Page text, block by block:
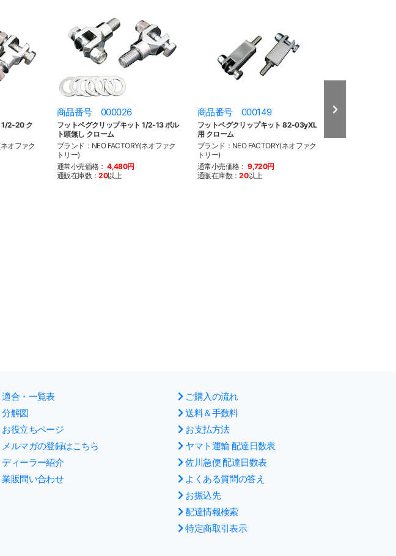
1/2-20 ク
オファク
商品番号 000026
フットペグクリップキット 1/2-13 ボル
ト頭無し クローム
ブランド：NEO FACTORY(ネオファク
トリー)
通常小売価格： 4,480円
通販在庫数：20以上
商品番号 000149
フットペグクリップキット 82-03yXL
用 クローム
ブランド：NEO FACTORY(ネオファク
トリー)
通常小売価格： 9,720円
通販在庫数：20以上
適合・一覧表
分解図
お役立ちページ
メルマガの登録はこちら
ディーラー紹介
業販問い合わせ
ご購入の流れ
送料＆手数料
お支払方法
ヤマト運輸 配達日数表
佐川急便 配達日数表
よくある質問の答え
お振込先
配達情報検索
特定商取引表示